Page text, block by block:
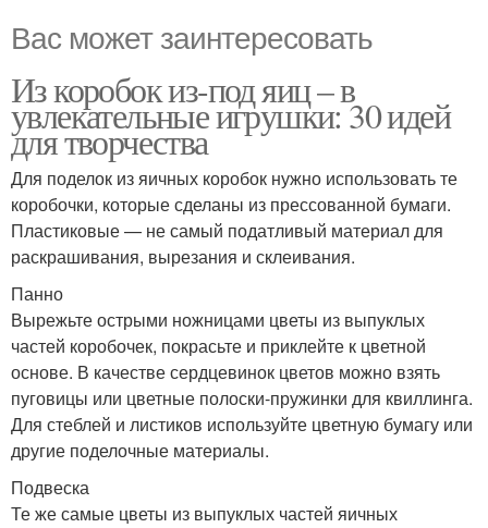
Вас может заинтересовать
Из коробок из-под яиц – в
увлекательные игрушки: 30 идей
для творчества
Для поделок из яичных коробок нужно использовать те
коробочки, которые сделаны из прессованной бумаги.
Пластиковые — не самый податливый материал для
раскрашивания, вырезания и склеивания.
Панно
Вырежьте острыми ножницами цветы из выпуклых
частей коробочек, покрасьте и приклейте к цветной
основе. В качестве сердцевинок цветов можно взять
пуговицы или цветные полоски-пружинки для квиллинга.
Для стеблей и листиков используйте цветную бумагу или
другие поделочные материалы.
Подвеска
Те же самые цветы из выпуклых частей яичных